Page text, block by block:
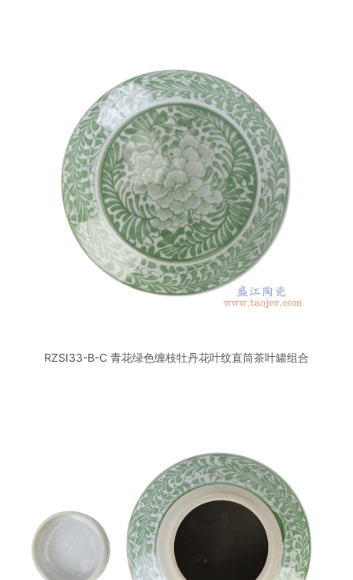
RZSI33-B-C 青花绿色缠枝牡丹花叶纹直筒茶叶罐组合